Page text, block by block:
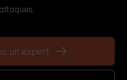
un expert